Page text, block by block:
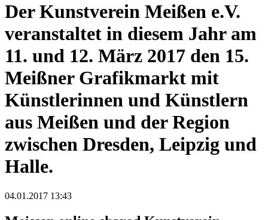
Der Kunstverein Meißen e.V.
veranstaltet in diesem Jahr am
11. und 12. März 2017 den 15.
Meißner Grafikmarkt mit
Künstlerinnen und Künstlern
aus Meißen und der Region
zwischen Dresden, Leipzig und
Halle.
04.01.2017 13:43